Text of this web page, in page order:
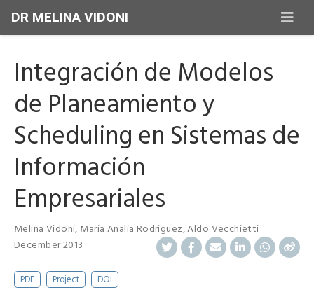
DR MELINA VIDONI
Integración de Modelos
de Planeamiento y
Scheduling en Sistemas de
Información
Empresariales
Melina Vidoni, Maria Analia Rodriguez,Aldo Vecchietti
December 2013
PDF Project DOI